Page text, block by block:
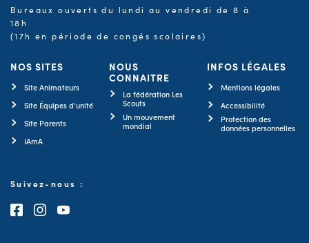
Bureaux ouverts du lundi au vendredi de 8 à
18h
(17h en période de congés scolaires)
NOS SITES
Site Animateurs
Site Équipes d'unité
Site Parents
IAmA
NOUS
CONNAITRE
La fédération Les
Scouts
Un mouvement
mondial
INFOS LÉGALES
Mentions légales
Accessibilité
Protection des
données personnelles
Suivez-nous :
Consultez notre page Facebook
Consultez notre page Instagram
Consultez notre chaîne Youtube